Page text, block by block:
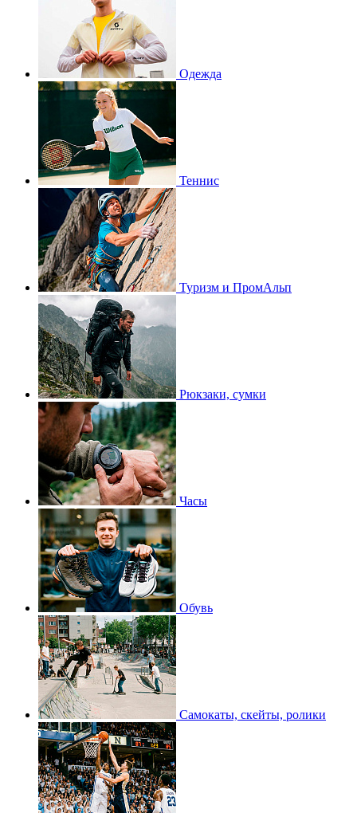
Одежда
Теннис
Туризм и ПромАльп
Рюкзаки, сумки
Часы
Обувь
Самокаты, скейты, ролики